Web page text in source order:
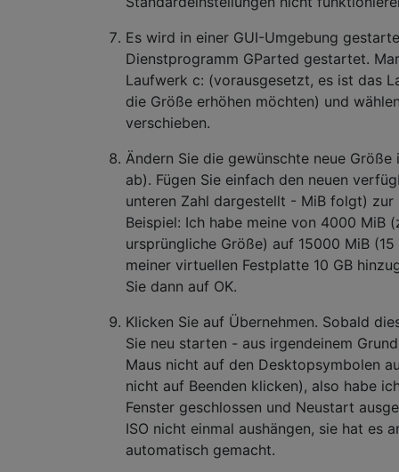
Es wird in einer GUI-Umgebung
Dienstprogramm GParted gestartet.
Laufwerk c: (vorausgesetzt, es ist das
die Größe erhöhen möchten) und
verschieben.
Ändern Sie die gewünschte neue Größe
ab). Fügen Sie einfach den neuen
unteren Zahl dargestellt - MiB folgt) zur
Beispiel: Ich habe meine von 4000 MiB
ursprüngliche Größe) auf 15000 MiB
meiner virtuellen Festplatte 10 GB
Sie dann auf OK.
Klicken Sie auf Übernehmen. Sobald
Sie neu starten - aus irgendeinem
Maus nicht auf den Desktopsymbolen
nicht auf Beenden klicken), also habe
Fenster geschlossen und Neustart
ISO nicht einmal aushängen, sie hat es
automatisch gemacht.